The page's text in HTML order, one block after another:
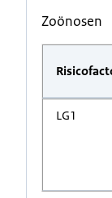
Zoönosen
LG1